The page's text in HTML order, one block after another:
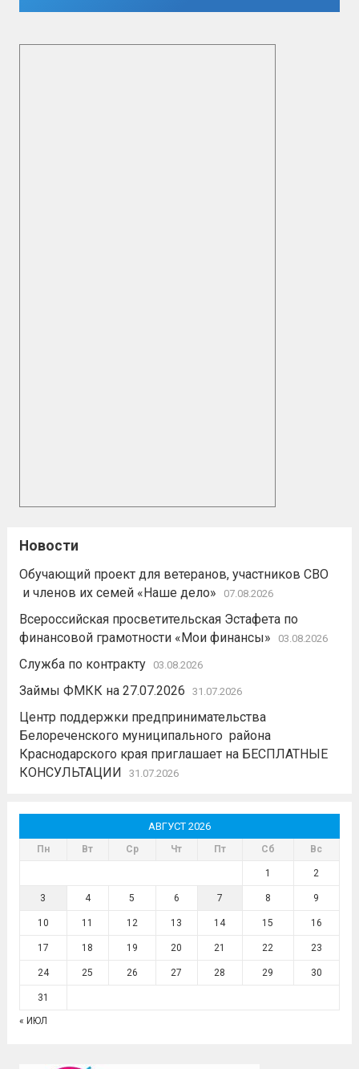
Новости
Обучающий проект для ветеранов, участников СВО
и членов их семей «Наше дело»
07.08.2026
Всероссийская просветительская Эстафета по
финансовой грамотности «Мои финансы»
03.08.2026
Служба по контракту 03.08.2026
Займы ФМКК на 27.07.2026 31.07.2026
Центр поддержки предпринимательства
Белореченского муниципального района
Краснодарского края приглашает на БЕСПЛАТНЫЕ
КОНСУЛЬТАЦИИ
31.07.2026
АВГУСТ 2026
Пн Вт Ср Чт Пт Сб Вс
1 2
3 4 5 6 7 8 9
10 11 12 13 14 15 16
17 18 19 20 21 22 23
24 25 26 27 28 29 30
31
« ИЮЛ